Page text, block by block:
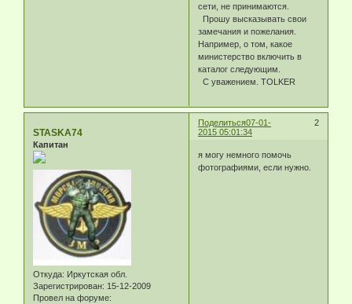
сети, не принимаются.
Прошу высказывать свои
замечания и пожелания.
Например, о том, какое
министерство включить в
каталог следующим.
С уважением. TOLKER
Поделиться 2
07-01-
2015 05:01:34
STASKA74
Капитан
Откуда: Иркутская обл.
Зарегистрирован: 15-12-2009
Провел на форуме:
я могу немного помочь
фотографиями, если нужно.